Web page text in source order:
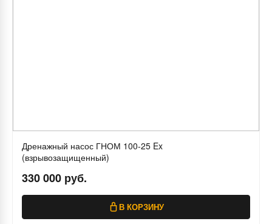
Дренажный насос ГНОМ 100-25 Ex
(взрывозащищенный)
330 000 руб.
В КОРЗИНУ